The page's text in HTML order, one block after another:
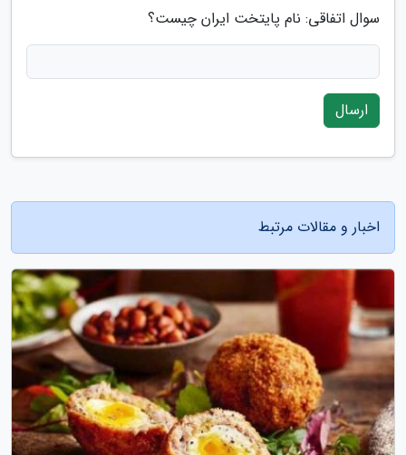
سوال اتفاقی: نام پایتخت ایران چیست؟
ارسال
اخبار و مقالات مرتبط